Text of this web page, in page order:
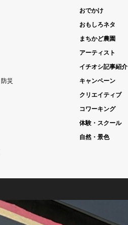
防災
おでかけ
おもしろネタ
まちかど農園
アーティスト
イチオシ記事紹介
キャンペーン
クリエイティブ
コワーキング
体験・スクール
自然・景色